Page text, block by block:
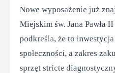
Nowe wyposażenie już
Miejskim św. Jana Pawła
podkreśla, że to
społeczności, a zakres
sprzęt stricte